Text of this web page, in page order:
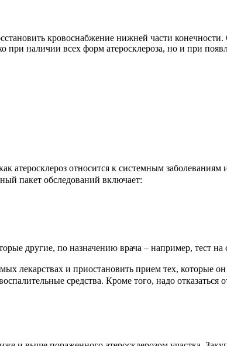
кровоснабжение нижней части
при наличии всех форм атеросклероза, но и при
атеросклероз относится к системным
пакет обследований включает:
другие, по назначению врача – например, тест на
лекарствах и приостановить прием тех, которые
средства. Кроме того, надо отказаться